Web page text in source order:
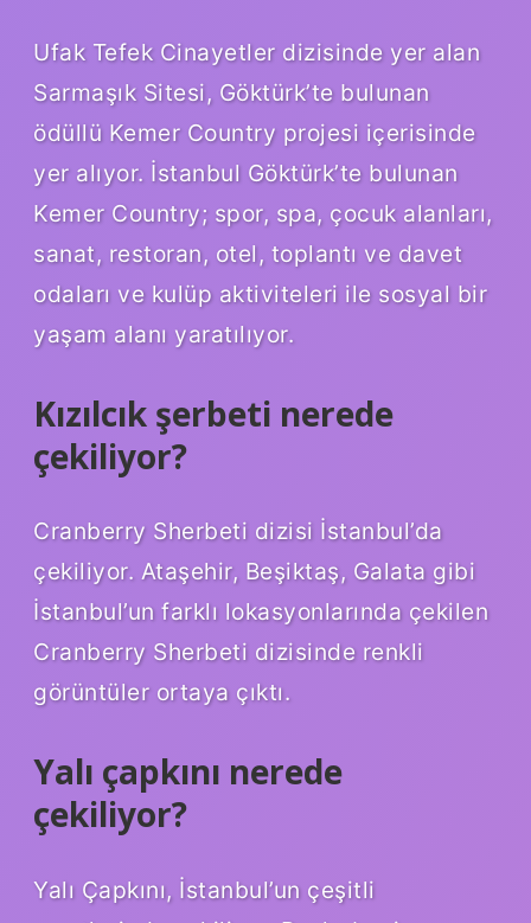
Ufak Tefek Cinayetler dizisinde yer alan
Sarmaşık Sitesi, Göktürk’te bulunan
ödüllü Kemer Country projesi içerisinde
yer alıyor. İstanbul Göktürk’te bulunan
Kemer Country; spor, spa, çocuk alanları,
sanat, restoran, otel, toplantı ve davet
odaları ve kulüp aktiviteleri ile sosyal bir
yaşam alanı yaratılıyor.
Kızılcık şerbeti nerede
çekiliyor?
Cranberry Sherbeti dizisi İstanbul’da
çekiliyor. Ataşehir, Beşiktaş, Galata gibi
İstanbul’un farklı lokasyonlarında çekilen
Cranberry Sherbeti dizisinde renkli
görüntüler ortaya çıktı.
Yalı çapkını nerede
çekiliyor?
Yalı Çapkını, İstanbul’un çeşitli